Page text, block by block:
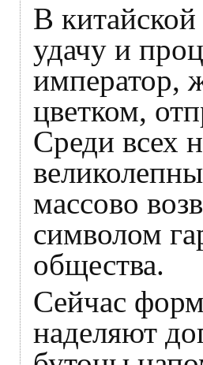
В китайской
удачу и
император,
цветком,
Среди всех
массово
символом
общества.
Сейчас
наделяют